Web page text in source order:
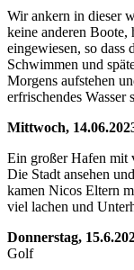
Wir ankern in dieser
keine anderen
eingewiesen, so
Schwimmen und
Morgens aufstehen
erfrischendes Wasser
Mittwoch,
Ein großer Hafen mit
Die Stadt ansehen
kamen Nicos Eltern
viel lachen und
Donnerstag,
Golf